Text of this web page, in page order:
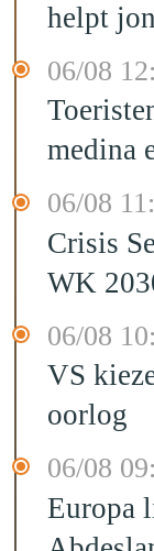
helpt
06/08
medina
06/08
Crisis
WK
06/08
VS
oorlog
06/08
Europa